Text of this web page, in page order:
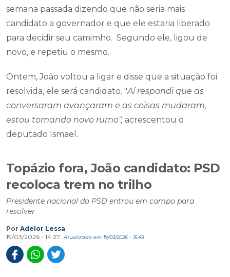
semana passada dizendo que não seria mais
candidato a governador e que ele estaria liberado
para decidir seu camimho. Segundo ele, ligou de
novo, e repetiu o mesmo.
Ontem, João voltou a ligar e disse que a situação foi
resolvida, ele será candidato. "Aí respondi que as
conversaram avançaram e as coisas mudaram,
estou tomando novo rumo", acrescentou o
deputado Ismael.
Topázio fora, João candidato: PSD
recoloca trem no trilho
Presidente nacional do PSD entrou em campo para
resolver
Por Adelor Lessa
19/03/2026 - 14:27
Atualizado em 19/03/2026 - 15:49